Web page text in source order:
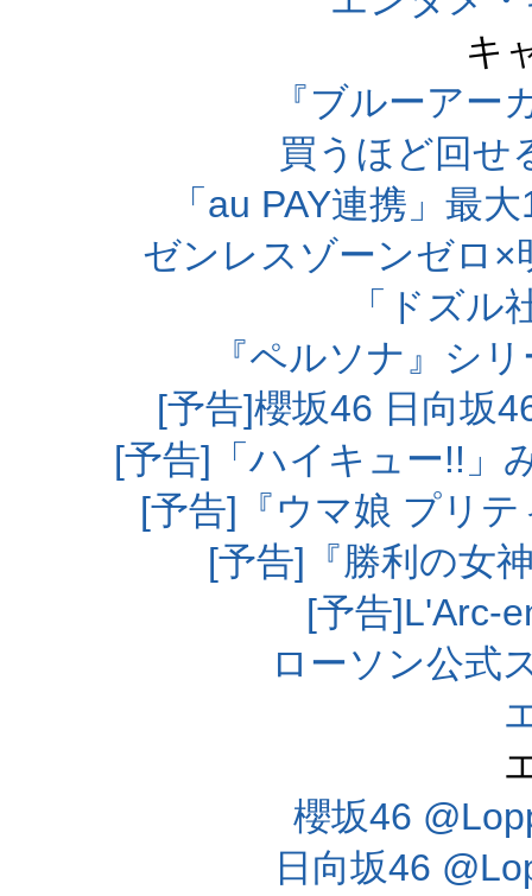
キ
『ブルーアー
買うほど回せ
「au PAY連携」最
ゼンレスゾーンゼロ
「ドズル
『ペルソナ』シ
[予告]櫻坂46 日向坂
[予告]「ハイキュー!!」
[予告]『ウマ娘 プリ
[予告]『勝利の女
[予告]L'Arc-
ローソン公式
櫻坂46
日向坂46